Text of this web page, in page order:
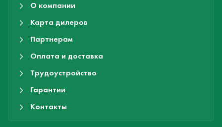
О компании
Карта дилеров
Партнерам
Оплата и доставка
Трудоустройство
Гарантии
Контакты